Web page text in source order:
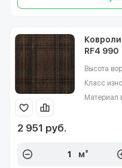
RF4 990
Высота
Класс
Материал
2 951 руб.
м²